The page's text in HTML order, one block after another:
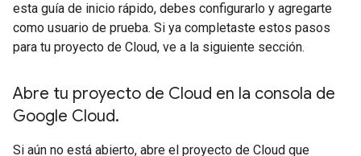
esta guía de inicio rápido, debes configurarlo y agregarte
como usuario de prueba. Si ya completaste estos pasos
para tu proyecto de Cloud, ve a la siguiente sección.
Abre tu proyecto de Cloud en la consola de
Google Cloud.
Si aún no está abierto, abre el proyecto de Cloud que